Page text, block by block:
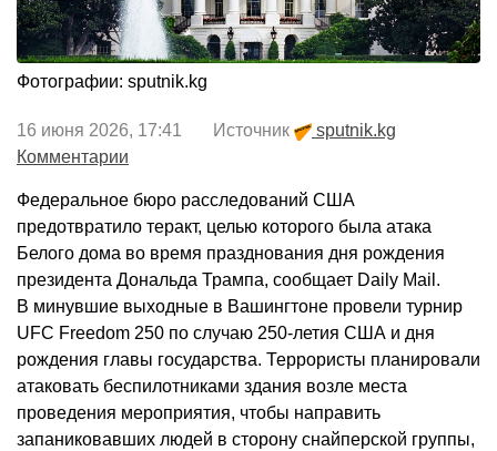
Фотографии: sputnik.kg
16 июня 2026, 17:41 Источник
sputnik.kg
Комментарии
Федеральное бюро расследований США
предотвратило теракт, целью которого была атака
Белого дома во время празднования дня рождения
президента Дональда Трампа, сообщает Daily Mail.
В минувшие выходные в Вашингтоне провели турнир
UFC Freedom 250 по случаю 250-летия США и дня
рождения главы государства. Террористы планировали
атаковать беспилотниками здания возле места
проведения мероприятия, чтобы направить
запаниковавших людей в сторону снайперской группы,